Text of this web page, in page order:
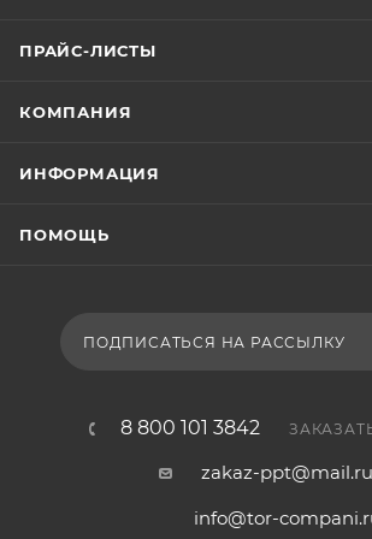
CTY-EW1020 — высота подъема 2,0 м,
340-1490 мм Где применяется? - Склады с
выходящими за стандартные
Производственные цеха —
крупногабаритных изделий - Строительные базы —
ПРАЙС-ЛИСТЫ
КОМПАНИЯ
ИНФОРМАЦИЯ
ПОМОЩЬ
ПОДПИСАТЬСЯ НА РАССЫЛКУ
8 800 101 3842
zakaz-ppt@mail.ru
info@tor-